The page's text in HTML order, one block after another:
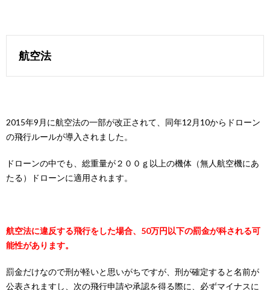
航空法
2015年9月に航空法の一部が改正されて、同年12月10からドローン
の飛行ルールが導入されました。
ドローンの中でも、総重量が２００ｇ以上の機体（無人航空機にあ
たる）ドローンに適用されます。
航空法に違反する飛行をした場合、50万円以下の罰金が科される可
能性があります。
罰金だけなので刑が軽いと思いがちですが、刑が確定すると名前が
公表されますし、次の飛行申請や承認を得る際に、必ずマイナスに